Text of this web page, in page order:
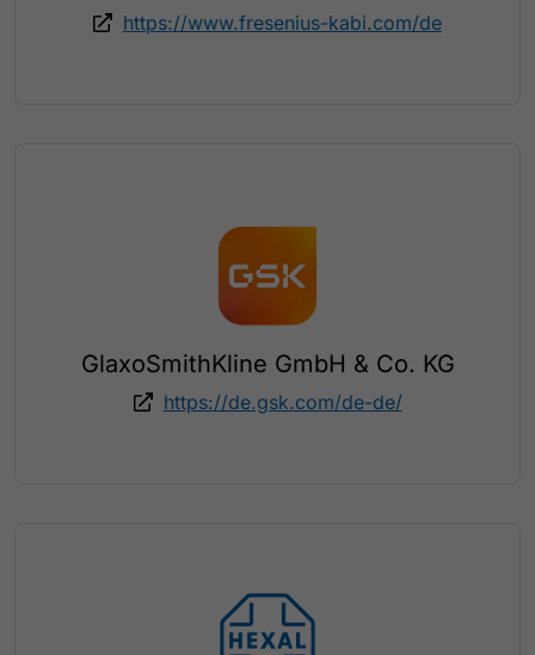
https://www.fresenius-kabi.com/de
GlaxoSmithKline GmbH & Co. KG
https://de.gsk.com/de-de/